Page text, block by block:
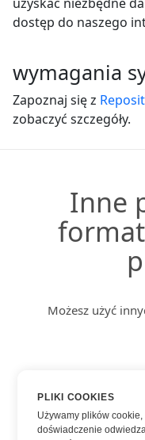
dostęp do naszego
wymagania
Zapoznaj się z
zobaczyć szczegóły.
Inne
Możesz użyć
HTML
PDF
PLIKI COOKIES
Używamy plików
doświadczenie